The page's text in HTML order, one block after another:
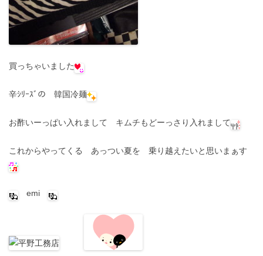
買っちゃいました
辛ｼﾘｰｽﾞの 韓国冷麺
お酢いーっぱい入れまして キムチもどーっさり入れまして
これからやってくる あっつい夏を 乗り越えたいと思いまぁす
emi